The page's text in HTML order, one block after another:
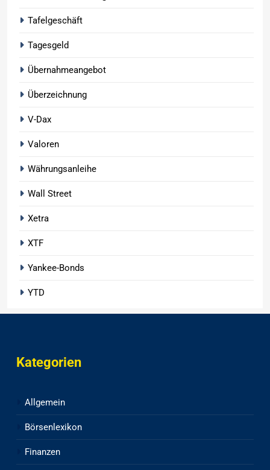
Tafelgeschäft
Tagesgeld
Übernahmeangebot
Überzeichnung
V-Dax
Valoren
Währungsanleihe
Wall Street
Xetra
XTF
Yankee-Bonds
YTD
Kategorien
Allgemein
Börsenlexikon
Finanzen